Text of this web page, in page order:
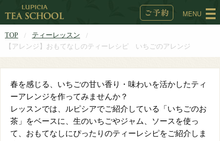
MENU
TOP
ティーレッスン
【アレンジ】おもてなしのティーレシピ いちごのアレンジ
春を感じる、いちごの甘い香り・味わいを活かしたティ
ーアレンジを作ってみませんか？
レッスンでは、ルピシアでご紹介している「いちごのお
茶」をベースに、生のいちごやジャム、ソースを使っ
て、おもてなしにぴったりのティーレシピをご紹介しま